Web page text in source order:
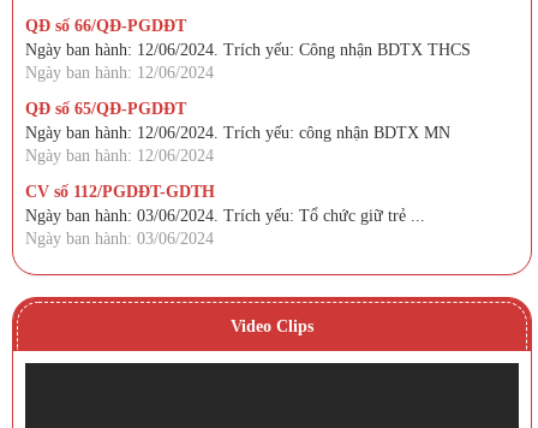
QĐ số 66/QĐ-PGDĐT
Ngày ban hành: 12/06/2024. Trích yếu: Công nhận BDTX THCS
Ngày ban hành: 12/06/2024
QĐ số 65/QĐ-PGDĐT
Ngày ban hành: 12/06/2024. Trích yếu: công nhận BDTX MN
Ngày ban hành: 12/06/2024
CV số 112/PGDĐT-GDTH
Ngày ban hành: 03/06/2024. Trích yếu: Tổ chức giữ trẻ ...
Ngày ban hành: 03/06/2024
Video Clips